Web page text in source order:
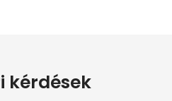
kérdések